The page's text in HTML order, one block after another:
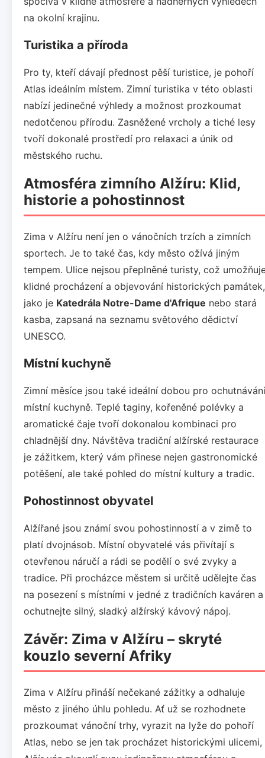
na okolní krajinu.
Turistika a příroda
Pro ty, kteří dávají přednost pěší turistice, je pohoří
Atlas ideálním místem. Zimní turistika v této oblasti
nabízí jedinečné výhledy a možnost prozkoumat
nedotčenou přírodu. Zasněžené vrcholy a tiché lesy
tvoří dokonalé prostředí pro relaxaci a únik od
městského ruchu.
Atmosféra zimního Alžíru: Klid,
historie a pohostinnost
Zima v Alžíru není jen o vánočních trzích a zimních
sportech. Je to také čas, kdy město ožívá jiným
tempem. Ulice nejsou přeplněné turisty, což
klidné procházení a objevování historických památek,
jako je Katedrála Notre-Dame d'Afrique nebo stará
kasba, zapsaná na seznamu světového dědictví
UNESCO.
Místní kuchyně
Zimní měsíce jsou také ideální dobou pro ochutnávání
místní kuchyně. Teplé taginy, kořeněné polévky a
aromatické čaje tvoří dokonalou kombinaci pro
chladnější dny. Návštěva tradiční alžírské restaurace
je zážitkem, který vám přinese nejen gastronomické
potěšení, ale také pohled do místní kultury a tradic.
Pohostinnost obyvatel
Alžířané jsou známí svou pohostinností a v zimě to
platí dvojnásob. Místní obyvatelé vás přivítají s
otevřenou náručí a rádi se podělí o své zvyky a
tradice. Při procházce městem si určitě udělejte čas
na posezení s místními v jedné z tradičních kaváren a
ochutnejte silný, sladký alžírský kávový nápoj.
Závěr: Zima v Alžíru – skryté
kouzlo severní Afriky
Zima v Alžíru přináší nečekané zážitky a odhaluje
město z jiného úhlu pohledu. Ať už se rozhodnete
prozkoumat vánoční trhy, vyrazit na lyže do pohoří
Atlas, nebo se jen tak procházet historickými ulicemi,